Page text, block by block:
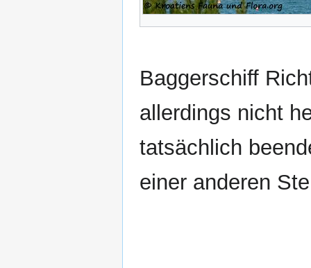
Baggerschiff
allerdings nicht
tatsächlich
einer anderen